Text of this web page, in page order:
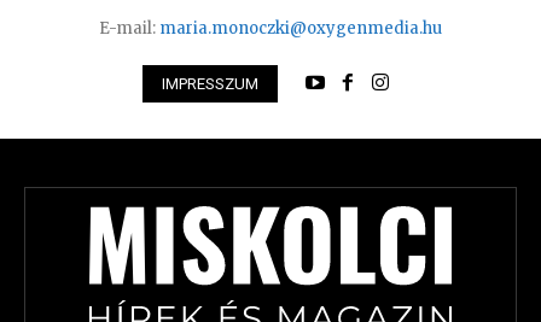
E-mail: maria.monoczki@oxygenmedia.hu
IMPRESSZUM